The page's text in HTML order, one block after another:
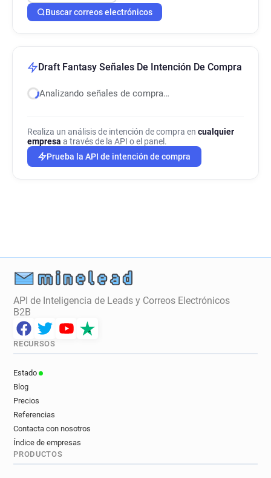
Buscar correos electrónicos
Draft Fantasy Señales De Intención De Compra
Analizando señales de compra…
Realiza un análisis de intención de compra en cualquier
empresa a través de la API o el panel.
Prueba la API de intención de compra
API de Inteligencia de Leads y Correos Electrónicos
B2B
RECURSOS
Estado
Blog
Precios
Referencias
Contacta con nosotros
Índice de empresas
PRODUCTOS